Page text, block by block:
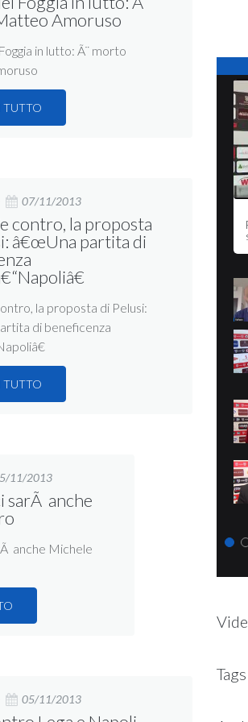
Amoruso
in lutto: Ã¨ morto
TUTTO
07/11/2013
contro, la proposta
â€œUna partita di
la proposta di Pelusi:
di beneficenza
TUTTO
11/2013
sarÃ anche
anche Michele
05/11/2013
Tags